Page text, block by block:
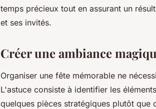
temps précieux tout en assurant un
et ses invités.
Créer une ambiance
Organiser une fête mémorable ne
L'astuce consiste à identifier les
quelques pièces stratégiques plutôt que